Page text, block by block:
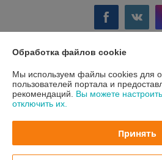
Юридическое лицо:Частное
231300, РБ, Гродненская обл., г. Лида ул.
ИСПОЛНИТЕЛЬНЫЙ КОМИТЕТ
Обработка файлов cookie
Мы используем файлы cookies для
пользователей портала и
рекомендаций. Вы можете
отключить их.
Принять